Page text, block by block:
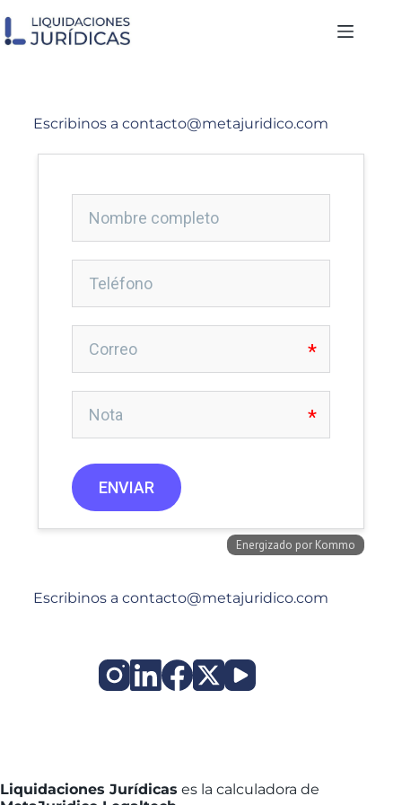
Escribinos a contacto@metajuridico.com
Escribinos a contacto@metajuridico.com
Liquidaciones Jurídicas es la calculadora de